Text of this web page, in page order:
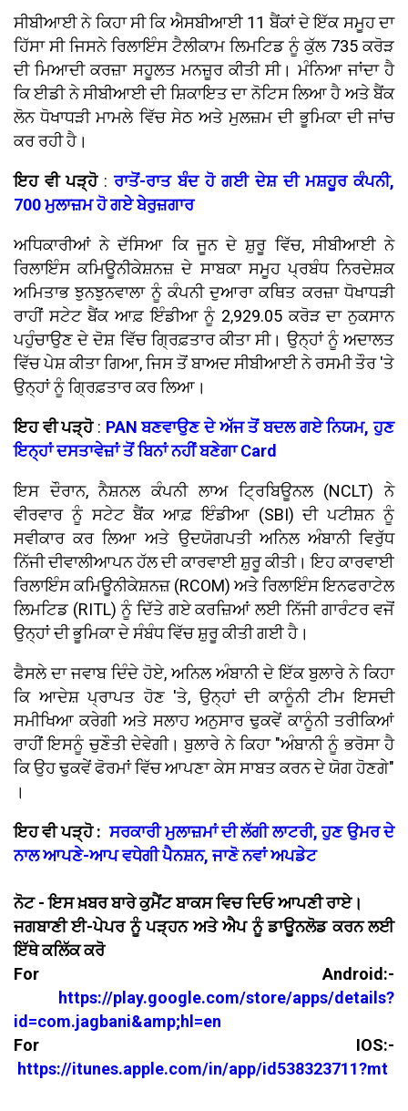
ਸੀਬੀਆਈ ਨੇ ਕਿਹਾ ਸੀ ਕਿ ਐਸਬੀਆਈ 11 ਬੈਂਕਾਂ ਦੇ ਇੱਕ ਸਮੂਹ ਦਾ
ਹਿੱਸਾ ਸੀ ਜਿਸਨੇ ਰਿਲਾਇੰਸ ਟੈਲੀਕਾਮ ਲਿਮਟਿਡ ਨੂੰ ਕੁੱਲ 735 ਕਰੋੜ
ਦੀ ਮਿਆਦੀ ਕਰਜ਼ਾ ਸਹੂਲਤ ਮਨਜ਼ੂਰ ਕੀਤੀ ਸੀ। ਮੰਨਿਆ ਜਾਂਦਾ ਹੈ
ਕਿ ਈਡੀ ਨੇ ਸੀਬੀਆਈ ਦੀ ਸ਼ਿਕਾਇਤ ਦਾ ਨੋਟਿਸ ਲਿਆ ਹੈ ਅਤੇ ਬੈਂਕ
ਲੋਨ ਧੋਖਾਧੜੀ ਮਾਮਲੇ ਵਿੱਚ ਸੇਠ ਅਤੇ ਮੁਲਜ਼ਮ ਦੀ ਭੂਮਿਕਾ ਦੀ ਜਾਂਚ
ਕਰ ਰਹੀ ਹੈ।
ਇਹ ਵੀ ਪੜ੍ਹੋ:ਰਾਤੋਂ-ਰਾਤ ਬੰਦ ਹੋ ਗਈ ਦੇਸ਼ ਦੀ ਮਸ਼ਹੂਰ ਕੰਪਨੀ,
700 ਮੁਲਾਜ਼ਮ ਹੋ ਗਏ ਬੇਰੁਜ਼ਗਾਰ
ਅਧਿਕਾਰੀਆਂ ਨੇ ਦੱਸਿਆ ਕਿ ਜੂਨ ਦੇ ਸ਼ੁਰੂ ਵਿੱਚ, ਸੀਬੀਆਈ ਨੇ
ਰਿਲਾਇੰਸ ਕਮਿਊਨੀਕੇਸ਼ਨਜ਼ ਦੇ ਸਾਬਕਾ ਸਮੂਹ ਪ੍ਰਬੰਧ ਨਿਰਦੇਸ਼ਕ
ਅਮਿਤਾਭ ਝੁਨਝੁਨਵਾਲਾ ਨੂੰ ਕੰਪਨੀ ਦੁਆਰਾ ਕਥਿਤ ਕਰਜ਼ਾ ਧੋਖਾਧੜੀ
ਰਾਹੀਂ ਸਟੇਟ ਬੈਂਕ ਆਫ਼ ਇੰਡੀਆ ਨੂੰ 2,929.05 ਕਰੋੜ ਦਾ ਨੁਕਸਾਨ
ਪਹੁੰਚਾਉਣ ਦੇ ਦੋਸ਼ ਵਿੱਚ ਗ੍ਰਿਫ਼ਤਾਰ ਕੀਤਾ ਸੀ। ਉਨ੍ਹਾਂ ਨੂੰ ਅਦਾਲਤ
ਵਿੱਚ ਪੇਸ਼ ਕੀਤਾ ਗਿਆ, ਜਿਸ ਤੋਂ ਬਾਅਦ ਸੀਬੀਆਈ ਨੇ ਰਸਮੀ ਤੌਰ 'ਤੇ
ਉਨ੍ਹਾਂ ਨੂੰ ਗ੍ਰਿਫ਼ਤਾਰ ਕਰ ਲਿਆ।
ਇਹ ਵੀ ਪੜ੍ਹੋ: PAN ਬਣਵਾਉਣ ਦੇ ਅੱਜ ਤੋਂ ਬਦਲ ਗਏ ਨਿਯਮ, ਹੁਣ
ਇਨ੍ਹਾਂ ਦਸਤਾਵੇਜ਼ਾਂ ਤੋਂ ਬਿਨਾਂ ਨਹੀਂ ਬਣੇਗਾ Card
ਇਸ ਦੌਰਾਨ, ਨੈਸ਼ਨਲ ਕੰਪਨੀ ਲਾਅ ਟ੍ਰਿਬਿਊਨਲ (NCLT) ਨੇ
ਵੀਰਵਾਰ ਨੂੰ ਸਟੇਟ ਬੈਂਕ ਆਫ਼ ਇੰਡੀਆ (SBI) ਦੀ ਪਟੀਸ਼ਨ ਨੂੰ
ਸਵੀਕਾਰ ਕਰ ਲਿਆ ਅਤੇ ਉਦਯੋਗਪਤੀ ਅਨਿਲ ਅੰਬਾਨੀ ਵਿਰੁੱਧ
ਨਿੱਜੀ ਦੀਵਾਲੀਆਪਨ ਹੱਲ ਦੀ ਕਾਰਵਾਈ ਸ਼ੁਰੂ ਕੀਤੀ। ਇਹ ਕਾਰਵਾਈ
ਰਿਲਾਇੰਸ ਕਮਿਊਨੀਕੇਸ਼ਨਜ਼ (RCOM) ਅਤੇ ਰਿਲਾਇੰਸ ਇਨਫਰਾਟੇਲ
ਲਿਮਟਿਡ (RITL) ਨੂੰ ਦਿੱਤੇ ਗਏ ਕਰਜ਼ਿਆਂ ਲਈ ਨਿੱਜੀ ਗਾਰੰਟਰ ਵਜੋਂ
ਉਨ੍ਹਾਂ ਦੀ ਭੂਮਿਕਾ ਦੇ ਸੰਬੰਧ ਵਿੱਚ ਸ਼ੁਰੂ ਕੀਤੀ ਗਈ ਹੈ।
ਫੈਸਲੇ ਦਾ ਜਵਾਬ ਦਿੰਦੇ ਹੋਏ, ਅਨਿਲ ਅੰਬਾਨੀ ਦੇ ਇੱਕ ਬੁਲਾਰੇ ਨੇ ਕਿਹਾ
ਕਿ ਆਦੇਸ਼ ਪ੍ਰਾਪਤ ਹੋਣ 'ਤੇ, ਉਨ੍ਹਾਂ ਦੀ ਕਾਨੂੰਨੀ ਟੀਮ ਇਸਦੀ
ਸਮੀਖਿਆ ਕਰੇਗੀ ਅਤੇ ਸਲਾਹ ਅਨੁਸਾਰ ਢੁਕਵੇਂ ਕਾਨੂੰਨੀ ਤਰੀਕਿਆਂ
ਰਾਹੀਂ ਇਸਨੂੰ ਚੁਣੌਤੀ ਦੇਵੇਗੀ। ਬੁਲਾਰੇ ਨੇ ਕਿਹਾ "ਅੰਬਾਨੀ ਨੂੰ ਭਰੋਸਾ ਹੈ
ਕਿ ਉਹ ਢੁਕਵੇਂ ਫੋਰਮਾਂ ਵਿੱਚ ਆਪਣਾ ਕੇਸ ਸਾਬਤ ਕਰਨ ਦੇ ਯੋਗ ਹੋਣਗੇ"
।
ਇਹ ਵੀ ਪੜ੍ਹੋ :ਸਰਕਾਰੀ ਮੁਲਾਜ਼ਮਾਂ ਦੀ ਲੱਗੀ ਲਾਟਰੀ, ਹੁਣ ਉਮਰ ਦੇ
ਨਾਲ ਆਪਣੇ-ਆਪ ਵਧੇਗੀ ਪੈਨਸ਼ਨ, ਜਾਣੋ ਨਵਾਂ ਅਪਡੇਟ
ਨੋਟ - ਇਸ ਖ਼ਬਰ ਬਾਰੇ ਕੁਮੈਂਟ ਬਾਕਸ ਵਿਚ ਦਿਓ ਆਪਣੀ ਰਾਏ।
ਜਗਬਾਣੀ ਈ-ਪੇਪਰ ਨੂੰ ਪੜ੍ਹਨ ਅਤੇ ਐਪ ਨੂੰ ਡਾਊਨਲੋਡ ਕਰਨ ਲਈ
ਇੱਥੇ ਕਲਿੱਕ ਕਰੋ
For Android:-
https://play.google.com/store/apps/details?
id=com.jagbani&amp;hl=en
For IOS:-
https://itunes.apple.com/in/app/id538323711?mt